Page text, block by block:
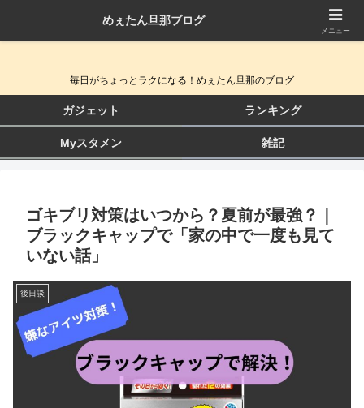
QOL向上ガジェット＆生活改善ブログ
毎日がちょっとラクになる！めぇたん旦那のブログ
ガジェット ランキング
Myスタメン 雑記
ゴキブリ対策はいつから？夏前が最強？｜
ブラックキャップで「家の中で一度も見て
いない話」
後日談
めぇたん旦那ブログ
メニュー